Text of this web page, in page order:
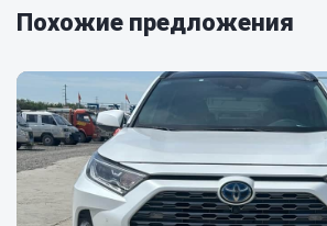
Похожие предложения